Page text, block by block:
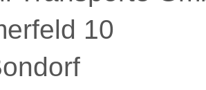
10